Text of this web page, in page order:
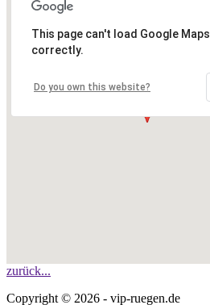
This page can't load Google Maps
correctly.
Do you own this website?
zurück...
Copyright © 2026 - vip-ruegen.de